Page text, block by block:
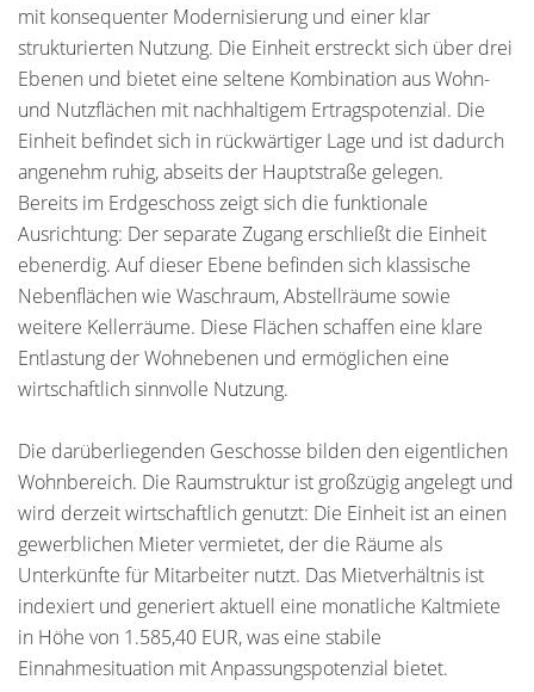
mit konsequenter Modernisierung und einer klar
strukturierten Nutzung. Die Einheit erstreckt sich über drei
Ebenen und bietet eine seltene Kombination aus Wohn-
und Nutzflächen mit nachhaltigem Ertragspotenzial. Die
Einheit befindet sich in rückwärtiger Lage und ist dadurch
angenehm ruhig, abseits der Hauptstraße gelegen.
Bereits im Erdgeschoss zeigt sich die funktionale
Ausrichtung: Der separate Zugang erschließt die Einheit
ebenerdig. Auf dieser Ebene befinden sich klassische
Nebenflächen wie Waschraum, Abstellräume sowie
weitere Kellerräume. Diese Flächen schaffen eine klare
Entlastung der Wohnebenen und ermöglichen eine
wirtschaftlich sinnvolle Nutzung.
Die darüberliegenden Geschosse bilden den eigentlichen
Wohnbereich. Die Raumstruktur ist großzügig angelegt und
wird derzeit wirtschaftlich genutzt: Die Einheit ist an einen
gewerblichen Mieter vermietet, der die Räume als
Unterkünfte für Mitarbeiter nutzt. Das Mietverhältnis ist
indexiert und generiert aktuell eine monatliche Kaltmiete
in Höhe von 1.585,40 EUR, was eine stabile
Einnahmesituation mit Anpassungspotenzial bietet.